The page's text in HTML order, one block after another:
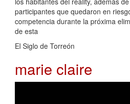
participantes que quedaron en
competencia durante la próxima
de esta
El Siglo de Torreón
marie claire